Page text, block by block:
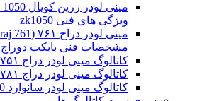
ویژگی های فنی zk1050
مشخصات فنی بابکت دوراج
کاتالوگ مینی لودر دراج ۷۵۱ (Doraj 751)
کاتالوگ مینی لودر دراج ۷۸۱ (Doraj 781)
کاتالوگ مینی لودر سانوارد Sunward SWL 3210